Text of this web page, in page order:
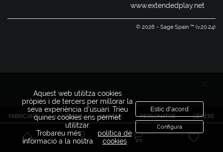
FABRICANT LLICÈNCIA MARQUE PERSONATGE GÈNERE
www.extendedplay.net
© 2026 - Sage Spain ™ (v.20.24)
Aquest web utilitza cookies
pròpies i de tercers per millorar la
seva experiència d'usuari. Trieu
quines cookies ens permet
utilitzar.
Trobareu més
informació a la nostra
política de
cookies
Estic d'acord
Configura